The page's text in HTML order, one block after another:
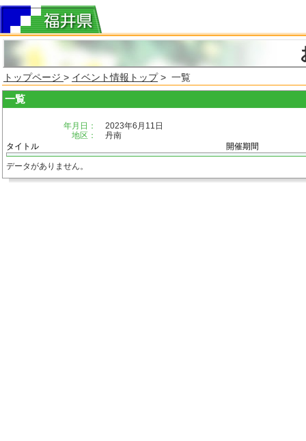
トップページ > イベント情報トップ> 一覧
一覧
年月日：
2023年6月11日
地区：
丹南
タイトル
開催期間
データがありません。